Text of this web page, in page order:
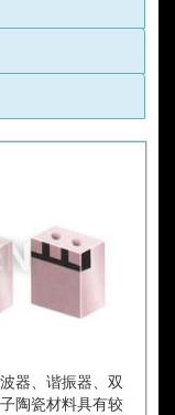
器、谐振器、双
陶瓷材料具有较